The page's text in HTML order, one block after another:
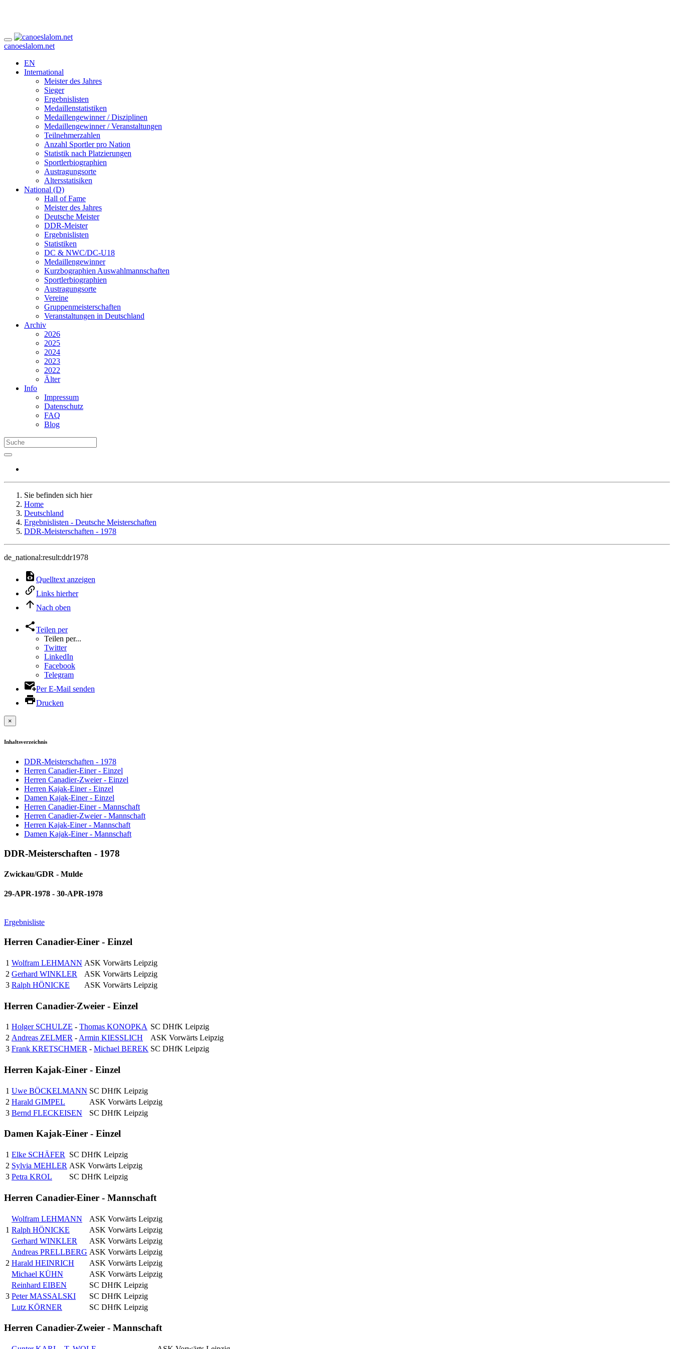
canoeslalom.net
EN
International
Meister des Jahres
Sieger
Ergebnislisten
Medaillenstatistiken
Medaillengewinner / Disziplinen
Medaillengewinner / Veranstaltungen
Teilnehmerzahlen
Anzahl Sportler pro Nation
Statistik nach Platzierungen
Sportlerbiographien
Austragungsorte
Altersstatisiken
National (D)
Hall of Fame
Meister des Jahres
Deutsche Meister
DDR-Meister
Ergebnislisten
Statistiken
DC & NWC/DC-U18
Medaillengewinner
Kurzbographien Auswahlmannschaften
Sportlerbiographien
Austragungsorte
Vereine
Gruppenmeisterschaften
Veranstaltungen in Deutschland
Archiv
2026
2025
2024
2023
2022
Älter
Info
Impressum
Datenschutz
FAQ
Blog
Sie befinden sich hier
Home
Deutschland
Ergebnislisten - Deutsche Meisterschaften
DDR-Meisterschaften - 1978
de_national:result:ddr1978
Quelltext anzeigen
Links hierher
Nach oben
Teilen per
Teilen per...
Twitter
LinkedIn
Facebook
Telegram
Per E-Mail senden
Drucken
×
Inhaltsverzeichnis
DDR-Meisterschaften - 1978
Herren Canadier-Einer - Einzel
Herren Canadier-Zweier - Einzel
Herren Kajak-Einer - Einzel
Damen Kajak-Einer - Einzel
Herren Canadier-Einer - Mannschaft
Herren Canadier-Zweier - Mannschaft
Herren Kajak-Einer - Mannschaft
Damen Kajak-Einer - Mannschaft
DDR-Meisterschaften - 1978
Zwickau/GDR - Mulde
29-APR-1978 - 30-APR-1978
Ergebnisliste
Herren Canadier-Einer - Einzel
1 Wolfram LEHMANN ASK Vorwärts Leipzig
2 Gerhard WINKLER
ASK Vorwärts Leipzig
3 Ralph HÖNICKE ASK Vorwärts Leipzig
Herren Canadier-Zweier - Einzel
1 Holger SCHULZE - Thomas KONOPKA SC DHfK Leipzig
2 Andreas ZELMER - Armin KIESSLICH
ASK Vorwärts Leipzig
3 Frank KRETSCHMER - Michael BEREK SC DHfK Leipzig
Herren Kajak-Einer - Einzel
1 Uwe BÖCKELMANN SC DHfK Leipzig
2 Harald GIMPEL
ASK Vorwärts Leipzig
3 Bernd FLECKEISEN SC DHfK Leipzig
Damen Kajak-Einer - Einzel
1 Elke SCHÄFER
SC DHfK Leipzig
2 Sylvia MEHLER ASK Vorwärts Leipzig
3 Petra KROL SC DHfK Leipzig
Herren Canadier-Einer - Mannschaft
1
Wolfram LEHMANN
ASK Vorwärts Leipzig
Ralph HÖNICKE
ASK Vorwärts Leipzig
Gerhard WINKLER
ASK Vorwärts Leipzig
2
Andreas PRELLBERG ASK Vorwärts Leipzig
Harald HEINRICH
ASK Vorwärts Leipzig
Michael KÜHN
ASK Vorwärts Leipzig
3
Reinhard EIBEN
SC DHfK Leipzig
Peter MASSALSKI
SC DHfK Leipzig
Lutz KÖRNER
SC DHfK Leipzig
Herren Canadier-Zweier - Mannschaft